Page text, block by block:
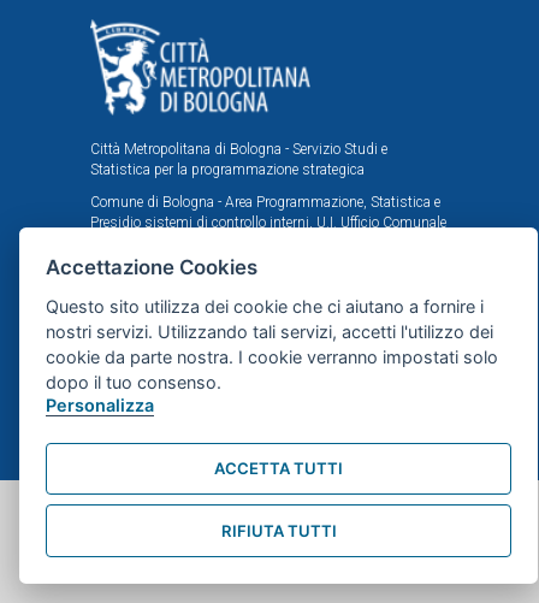
Città Metropolitana di Bologna - Servizio Studi e
Statistica per la programmazione strategica
Comune di Bologna - Area Programmazione, Statistica e
Presidio sistemi di controllo interni, U.I. Ufficio Comunale
Il portale statistico metropolitano è stato realizzato
nell'ambito dell'accordo istituzionale fra Città
Metropolitana e Comune di Bologna in tema di statistica
e ricerche demografiche, sociali ed economiche.
Mappa del sito
Accettazione Cookies
Questo sito utilizza dei cookie che ci aiutano a fornire i
nostri servizi. Utilizzando tali servizi, accetti l'utilizzo dei
cookie da parte nostra. I cookie verranno impostati solo
dopo il tuo consenso.
Personalizza
ACCETTA TUTTI
RIFIUTA TUTTI